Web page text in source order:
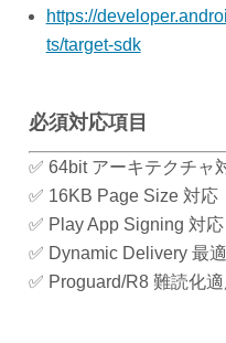
https://
ts/target-sdk
必須対応項目
✅ 64bit アーキテクチャ
✅ 16KB Page Size 対応
✅ Play App Signing 対応
✅ Dynamic Delivery 最
✅ Proguard/R8 難読化適